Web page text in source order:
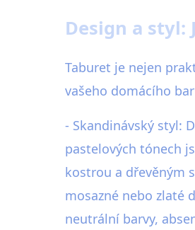
Design a
Taburet je nejen
vašeho domácího
- Skandinávský styl:
pastelových tónech
kostrou a dřevěným
mosazné nebo zlaté
neutrální barvy,